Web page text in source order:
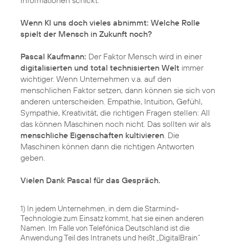
Wenn KI uns doch vieles abnimmt: Welche Rolle
spielt der Mensch in Zukunft noch?
Pascal Kaufmann: Der Faktor Mensch wird in einer
digitalisierten und total technisierten Welt immer
wichtiger. Wenn Unternehmen v.a. auf den
menschlichen Faktor setzen, dann können sie sich von
anderen unterscheiden. Empathie, Intuition, Gefühl,
Sympathie, Kreativität, die richtigen Fragen stellen: All
das können Maschinen noch nicht. Das sollten wir als
menschliche Eigenschaften kultivieren . Die
Maschinen können dann die richtigen Antworten
geben.
Vielen Dank Pascal für das Gespräch.
1) In jedem Unternehmen, in dem die Starmind-
Technologie zum Einsatz kommt, hat sie einen anderen
Namen. Im Falle von Telefónica Deutschland ist die
Anwendung Teil des Intranets und heißt „DigitalBrain“